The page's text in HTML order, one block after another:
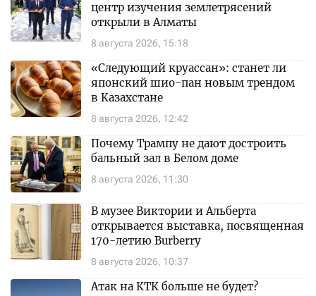
8 августа 2026, 15:18
центр изучения землетрясений
открыли в Алматы
8 августа 2026, 12:42
«Следующий круассан»: станет ли
японский шио-пан новым трендом
в Казахстане
8 августа 2026, 11:30
Почему Трампу не дают достроить
бальный зал в Белом доме
8 августа 2026, 10:37
В музее Виктории и Альберта
открывается выставка, посвященная
170-летию Burberry
Атак на КТК больше не будет?